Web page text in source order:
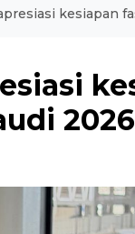
kesiapan
2026